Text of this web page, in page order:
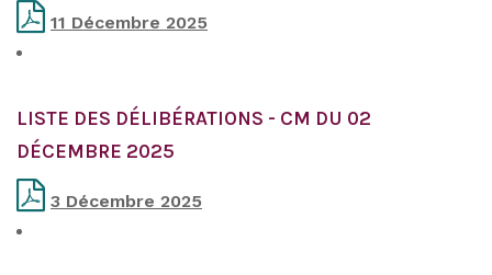
11 Décembre 2025
LISTE DES DÉLIBÉRATIONS - CM DU 02
DÉCEMBRE 2025
3 Décembre 2025